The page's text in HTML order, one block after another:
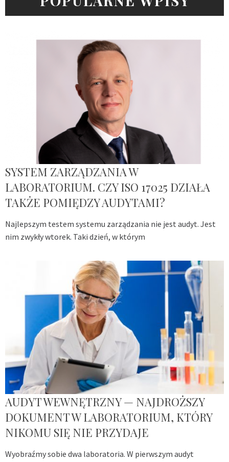
SYSTEM ZARZĄDZANIA W
LABORATORIUM. CZY ISO 17025 DZIAŁA
TAKŻE POMIĘDZY AUDYTAMI?
Najlepszym testem systemu zarządzania nie jest audyt. Jest
nim zwykły wtorek. Taki dzień, w którym
AUDYT WEWNĘTRZNY — NAJDROŻSZY
DOKUMENT W LABORATORIUM, KTÓRY
NIKOMU SIĘ NIE PRZYDAJE
Wyobraźmy sobie dwa laboratoria. W pierwszym audyt